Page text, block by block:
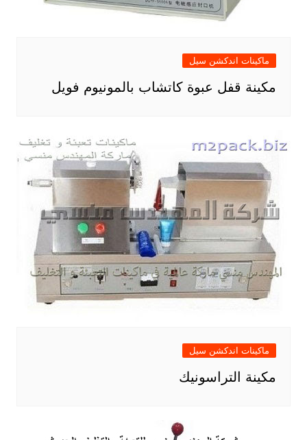
ماكينات اندكشن سيل
مكينة قفل عبوة كاتشاب بالمونيوم فويل
ماكينات اندكشن سيل
مكينة التراسونيك